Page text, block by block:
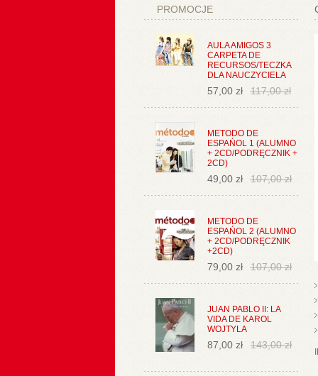
PROMOCJE
AULA AMIGOS 3
CARPETA DE
RECURSOS/TECZKA
DLA NAUCZYCIELA
57,00 zł 117,00 zł
METODO DE
ESPAŃOL 1 (ALUMNO
+ 2CD/PODRĘCZNIK +
2CD)
49,00 zł 107,00 zł
METODO DE
ESPAŃOL 2 (ALUMNO
+ 2CD/PODRĘCZNIK
+2CD)
79,00 zł 107,00 zł
JUAN PABLO II: LA
VIDA DE KAROL
WOJTYLA
87,00 zł 143,00 zł